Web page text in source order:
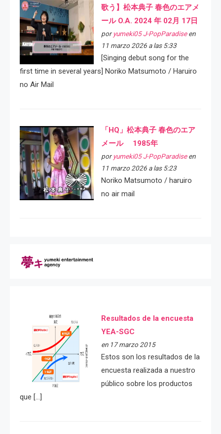
歌う】松本典子 春色のエアメ
ール O.A. 2024 年 02月 17日
por yumeki05 J-PopParadiseen
11 marzo 2026 a las 5:33
[Singing debut song for the
first time in several years] Noriko Matsumoto / Haruiro
no Air Mail
「HQ」松本典子 春色のエア
メール 1985年
por yumeki05 J-PopParadiseen
11 marzo 2026 a las 5:23
Noriko Matsumoto / haruiro
no air mail
Resultados de la encuesta
YEA-SGC
en 17 marzo 2015
Estos son los resultados de la
encuesta realizada a nuestro
público sobre los productos
que […]